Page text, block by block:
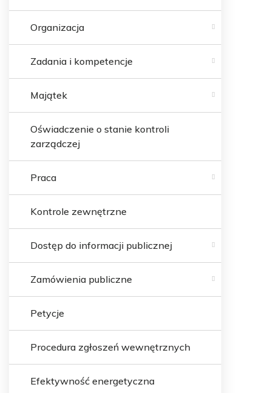
Organizacja
Zadania i kompetencje
Majątek
Oświadczenie o stanie kontroli
zarządczej
Praca
Kontrole zewnętrzne
Dostęp do informacji publicznej
Zamówienia publiczne
Petycje
Procedura zgłoszeń wewnętrznych
Efektywność energetyczna